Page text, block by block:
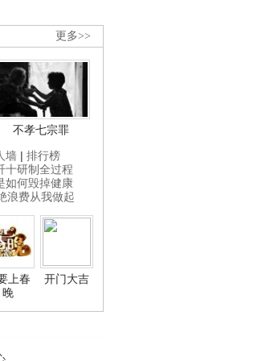
更多>>
不孝七宗罪
墙 | 排行榜
十研制全过程
如何毁掉健康
浪费从我做起
上春
晚
开门大吉